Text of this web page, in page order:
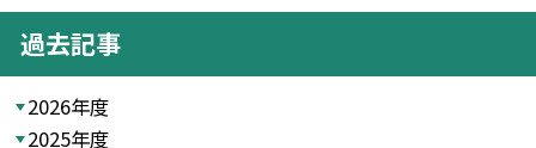
過去記事
2026年度
2025年度